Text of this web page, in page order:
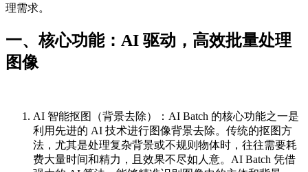
理需求。
一、核心功能：AI 驱动，高效批量处理
图像
AI 智能抠图（背景去除）：AI Batch 的核心功能之一是
利用先进的 AI 技术进行图像背景去除。传统的抠图方
法，尤其是处理复杂背景或不规则物体时，往往需要耗
费大量时间和精力，且效果不尽如人意。AI Batch 凭借